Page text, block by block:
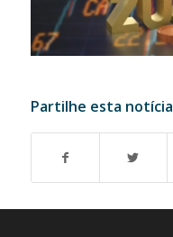
Partilhe esta notícia